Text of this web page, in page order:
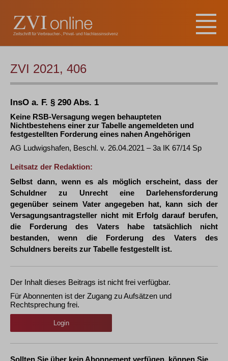
ZVI 2021, 406
InsO a. F. § 290 Abs. 1
Keine RSB-Versagung wegen behaupteten
Nichtbestehens einer zur Tabelle angemeldeten und
festgestellten Forderung eines nahen Angehörigen
AG Ludwigshafen, Beschl. v. 26.04.2021 – 3a IK 67/14 Sp
Leitsatz der Redaktion:
Selbst dann, wenn es als möglich erscheint, dass der
Schuldner zu Unrecht eine Darlehensforderung
gegenüber seinem Vater angegeben hat, kann sich der
Versagungsantragsteller nicht mit Erfolg darauf berufen,
die Forderung des Vaters habe tatsächlich nicht
bestanden, wenn die Forderung des Vaters des
Schuldners bereits zur Tabelle festgestellt ist.
Der Inhalt dieses Beitrags ist nicht frei verfügbar.
Für Abonnenten ist der Zugang zu Aufsätzen und
Rechtsprechung frei.
Login
Sollten Sie über kein Abonnement verfügen, können Sie